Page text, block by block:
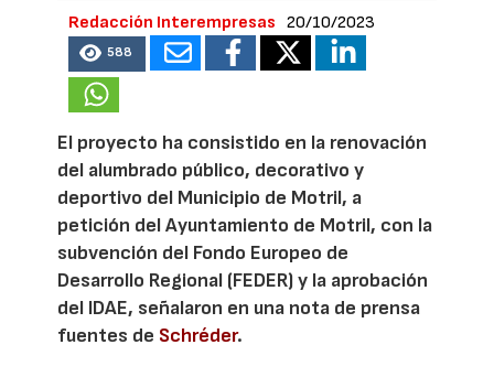
Redacción Interempresas 20/10/2023
588
El proyecto ha consistido en la renovación
del alumbrado público, decorativo y
deportivo del Municipio de Motril, a
petición del Ayuntamiento de Motril, con la
subvención del Fondo Europeo de
Desarrollo Regional (FEDER) y la aprobación
del IDAE, señalaron en una nota de prensa
fuentes de Schréder.